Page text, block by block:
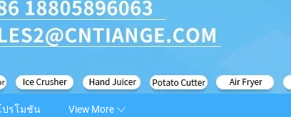
ปรโมชัน View More